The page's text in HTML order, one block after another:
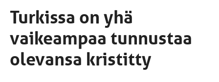
Turkissa on yhä
vaikeampaa tunnustaa
olevansa kristitty